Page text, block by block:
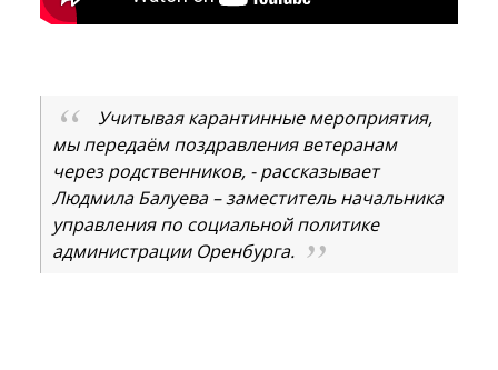
Учитывая карантинные мероприятия,
мы передаём поздравления ветеранам
через родственников, - рассказывает
Людмила Балуева – заместитель начальника
управления по социальной политике
администрации Оренбурга.